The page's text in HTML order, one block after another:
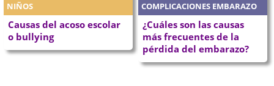
NIÑOS
Causas del acoso escolar
o bullying
COMPLICACIONES EMBARAZO
¿Cuáles son las causas
más frecuentes de la
pérdida del embarazo?